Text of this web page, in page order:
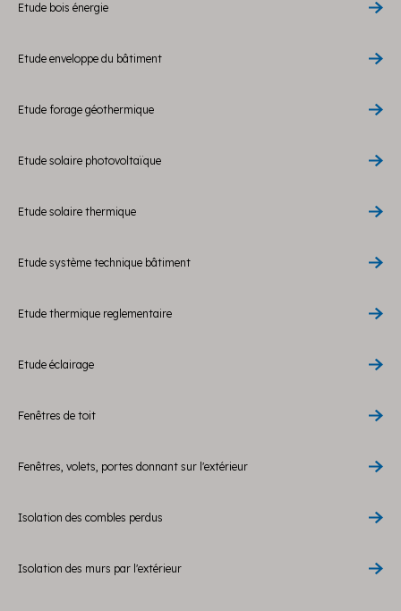
Etude bois énergie
Etude enveloppe du bâtiment
Etude forage géothermique
Etude solaire photovoltaïque
Etude solaire thermique
Etude système technique bâtiment
Etude thermique reglementaire
Etude éclairage
Fenêtres de toit
Fenêtres, volets, portes donnant sur l'extérieur
Isolation des combles perdus
Isolation des murs par l'extérieur